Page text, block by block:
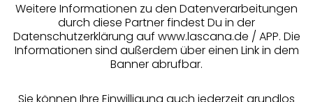
Weitere Informationen zu den Datenverarbeitungen
durch diese Partner findest Du in der
Datenschutzerklärung auf www.lascana.de / APP. Die
Informationen sind außerdem über einen Link in dem
Banner abrufbar.